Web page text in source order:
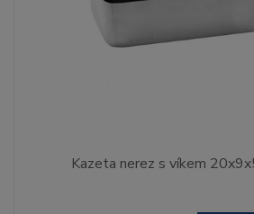
Kazeta nerez s víkem